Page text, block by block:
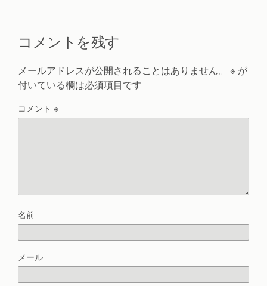
コメントを残す
メールアドレスが公開されることはありません。 ※ が
付いている欄は必須項目です
コメント ※
名前
メール